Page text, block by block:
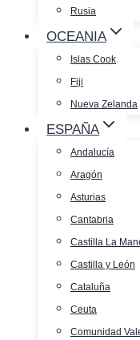
Rusia
OCEANIA
Islas Cook
Fiji
Nueva Zelanda
ESPAÑA
Andalucía
Aragón
Asturias
Cantabria
Castilla La
Castilla y León
Cataluña
Ceuta
Comunidad